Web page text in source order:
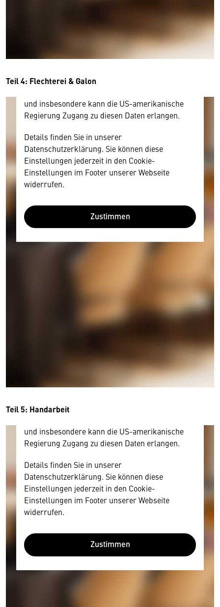
Teil 4: Flechterei & Galon
Inhalt anzeigen. Dafür benötigen wir allerdings
Ihre Zustimmung, da Ihr Browser
personenbezogene technische Daten zu Geräten
und Nutzerverhalten mitunter mit US-
Diese Daten unterliegen keinem dem EU-
und insbesondere kann die US-amerikanische
Regierung Zugang zu diesen Daten erlangen.
Details finden Sie in unserer
Datenschutzerklärung. Sie können diese
Einstellungen jederzeit in den Cookie-
Einstellungen im Footer unserer Webseite
widerrufen.
Zustimmen
Teil 5: Handarbeit
Wir benötigen Ihre Zustimmung
Inhalt anzeigen. Dafür benötigen wir allerdings
Ihre Zustimmung, da Ihr Browser
personenbezogene technische Daten zu Geräten
und Nutzerverhalten mitunter mit US-
Diese Daten unterliegen keinem dem EU-
und insbesondere kann die US-amerikanische
Regierung Zugang zu diesen Daten erlangen.
Details finden Sie in unserer
Datenschutzerklärung. Sie können diese
Einstellungen jederzeit in den Cookie-
Einstellungen im Footer unserer Webseite
widerrufen.
Zustimmen